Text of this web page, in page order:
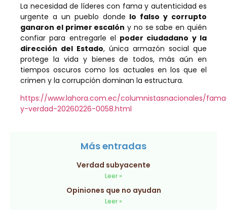
La necesidad de líderes con fama y autenticidad es
urgente a un pueblo donde lo falso y corrupto
ganaron el primer escalón y no se sabe en quién
confiar para entregarle el poder ciudadano y la
dirección del Estado, única armazón social que
protege la vida y bienes de todos, más aún en
tiempos oscuros como los actuales en los que el
crimen y la corrupción dominan la estructura.
https://www.lahora.com.ec/columnistasnacionales/
y-verdad-20260226-0058.html
Más entradas
Verdad subyacente
Leer »
Opiniones que no ayudan
Leer »